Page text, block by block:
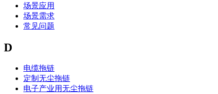
场景应用
场景需求
常见问题
D
电缆拖链
定制无尘拖链
电子产业用无尘拖链